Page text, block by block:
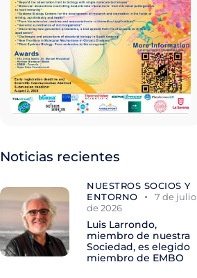
Noticias recientes
NUESTROS SOCIOS Y
ENTORNO
7 de julio
de 2026
Luis Larrondo,
miembro de nuestra
Sociedad, es elegido
miembro de EMBO